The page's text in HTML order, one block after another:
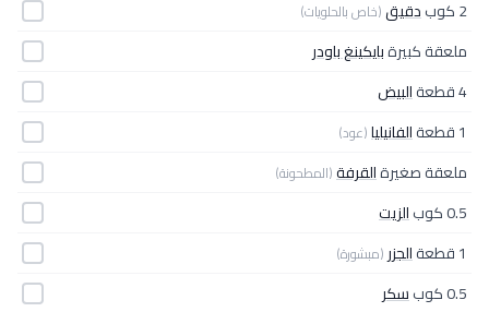
2 كوب دقيق(خاص بالحلويات)
ملعقة كبيرةبايكينغ باودر
4 قطعة
البيض
1 قطعة
الفانيليا(عود)
ملعقة صغيرةالقرفة(المطحونة)
0.5 كوب
الزيت
1 قطعة
الجزر (مبشورة)
0.5 كوب
سكر